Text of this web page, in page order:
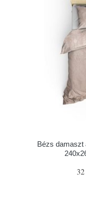
Bézs damaszt